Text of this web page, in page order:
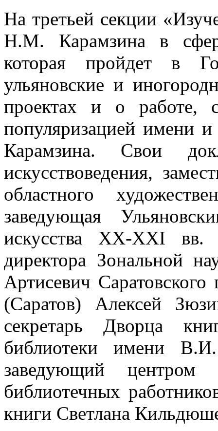
На третьей секции
Н.М. Карамзина в
которая пройдет в
ульяновские и
проектах и о работе,
популяризацией имени и
Карамзина. Свои
искусствоведения,
областного
заведующая
искусства XX-XXI вв.
директора Зональной
Артисевич Саратовского
(Саратов) Алексей
секретарь Дворца
библиотеки имени
заведующий центром
библиотечных
книги Светлана